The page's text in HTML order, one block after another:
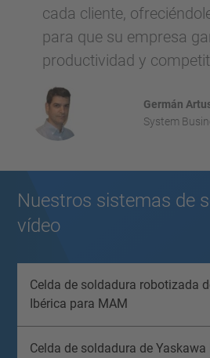
cada cliente,
para que su empresa
productividad y
Germán
System
Nuestros sistemas de
vídeo
Celda de soldadura robotizada
Ibérica para MAM
Celda de soldadura de Yaskawa